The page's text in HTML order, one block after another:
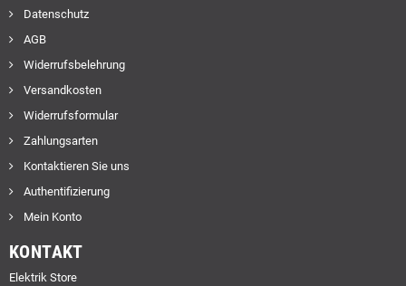
Datenschutz
AGB
Widerrufsbelehrung
Versandkosten
Widerrufsformular
Zahlungsarten
Kontaktieren Sie uns
Authentifizierung
Mein Konto
KONTAKT
Elektrik Store